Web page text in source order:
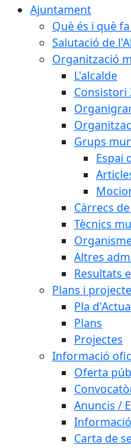
Ajuntament
Què és i què
Salutació de
Organització
L'alcalde
Consistori
Grups
Espai
Càrrecs
Tècnics
Altres
Resultats
Plans i
Pla
Plans
Projectes
Informació
Oferta
Anuncis /
Carta de